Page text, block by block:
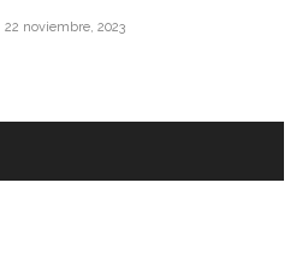
22 noviembre, 2023